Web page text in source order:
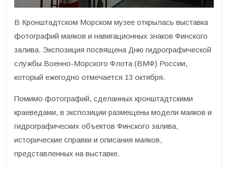
В Кронштадтском Морском музее открылась выставка
фотографий маяков и навигационных знаков Финского
залива. Экспозиция посвящена Дню гидрографической
службы Военно-Морского Флота (ВМФ) России,
который ежегодно отмечается 13 октября.
Помимо фотографий, сделанных кронштадтскими
краеведами, в экспозиции размещены модели маяков и
гидрографических объектов Финского залива,
исторические справки и описания маяков,
представленных на выставке.